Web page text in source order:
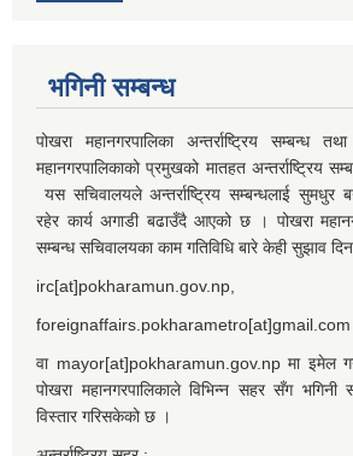
भगिनी सम्बन्ध
पोखरा महानगरपालिका अन्तर्राष्ट्रिय सम्बन्ध
महानगरपालिकाको प्रमुखको मातहत अन्तर्राष्ट्रिय
यस सचिवालयले अन्तर्राष्ट्रिय सम्बन्धलाई सुमधुर
रहेर कार्य अगाडी बढाउँदै आएको छ । पोखरा
सम्बन्ध सचिवालयका काम गतिविधि बारे केही सुझाव
irc[at]pokharamun.gov.np,
foreignaffairs.pokharametro[at]gmail.com
वा mayor[at]pokharamun.gov.np मा इमेल
पोखरा महानगरपालिकाले विभिन्न सहर सँग भगिनी
विस्तार गरिसकेको छ ।